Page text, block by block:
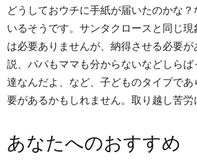
どうしておウチに手紙が届いたのかな
いるそうです。サンタクロースと同じ
は必要ありませんが、納得させる必要
説、パパもママも分からないなどしら
達なんだよ、など、子どものタイプで
要があるかもしれません。取り越し苦労
あなたへのおすすめ